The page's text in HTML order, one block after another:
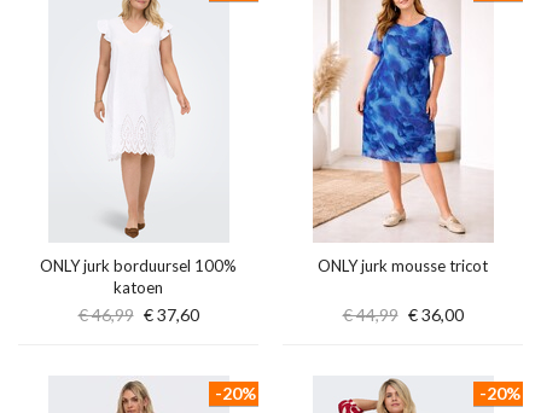
ONLY jurk borduursel 100%
katoen
€ 46,99 € 37,60
ONLY jurk mousse tricot
€ 44,99 € 36,00
-20% -20%